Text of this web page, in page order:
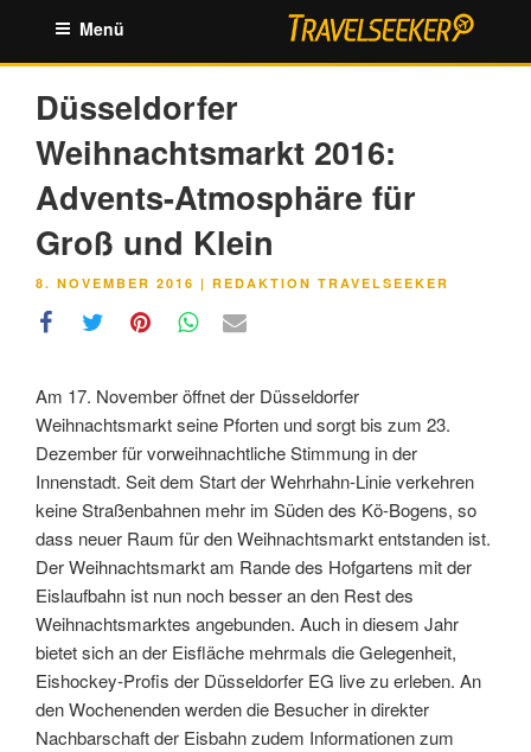
springen
Menü
Düsseldorfer
Weihnachtsmarkt 2016:
Advents-Atmosphäre für
Groß und Klein
VERÖFFENTLICHT
8. NOVEMBER 2016 | REDAKTION TRAVELSEEKER
Am 17. November öffnet der Düsseldorfer
Weihnachtsmarkt seine Pforten und sorgt bis zum 23.
Dezember für vorweihnachtliche Stimmung in der
Innenstadt. Seit dem Start der Wehrhahn-Linie verkehren
keine Straßenbahnen mehr im Süden des Kö-Bogens, so
dass neuer Raum für den Weihnachtsmarkt entstanden ist.
Der Weihnachtsmarkt am Rande des Hofgartens mit der
Eislaufbahn ist nun noch besser an den Rest des
Weihnachtsmarktes angebunden. Auch in diesem Jahr
bietet sich an der Eisfläche mehrmals die Gelegenheit,
Eishockey-Profis der Düsseldorfer EG live zu erleben. An
den Wochenenden werden die Besucher in direkter
Nachbarschaft der Eisbahn zudem Informationen zum